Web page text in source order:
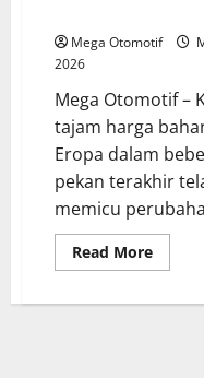
Mega Otomotif
2026
Mega Otomotif –
tajam harga
Eropa dalam
pekan terakhir
memicu
Read MoreRead
more